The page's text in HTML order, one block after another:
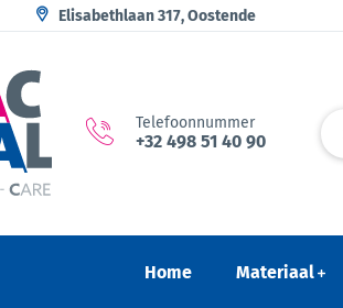
Elisabethlaan 317, Oostende
Telefoonnummer
+32 498 51 40 90
Home Materiaal